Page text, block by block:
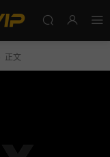
正文